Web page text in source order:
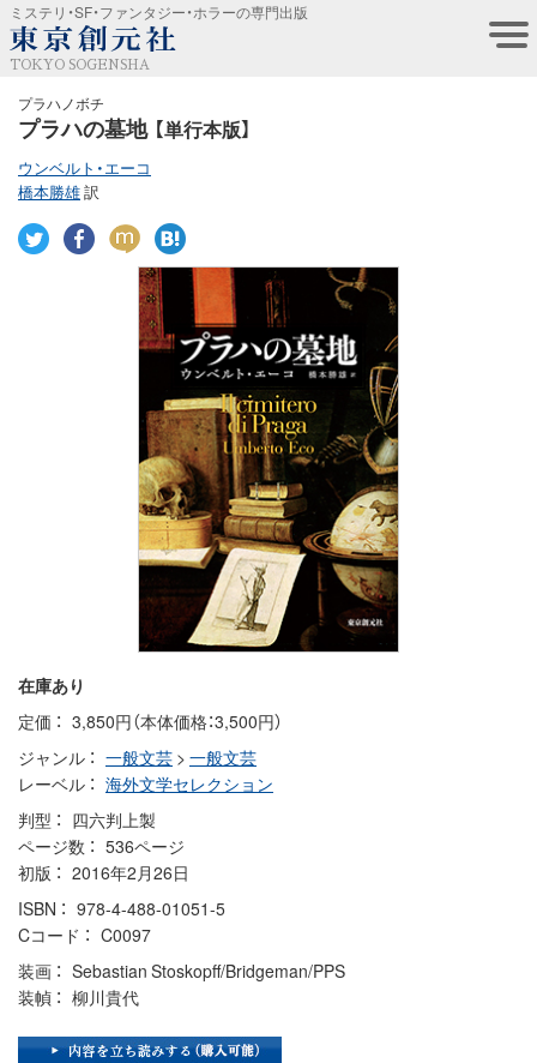
ミステリ・SF・ファンタジー・ホラーの専門出版
TOKYO SOGENSHA
プラハノボチ
プラハの墓地 【単行本版】
ウンベルト・エーコ
橋本勝雄訳
在庫あり
定価
3,850円（本体価格：3,500円）
ジャンル
一般文芸 > 一般文芸
レーベル
海外文学セレクション
判型
四六判上製
ページ数
536ページ
初版
2016年2月26日
ISBN
978-4-488-01051-5
Cコード
C0097
装画
Sebastian Stoskopff/Bridgeman/PPS
装幀
柳川貴代